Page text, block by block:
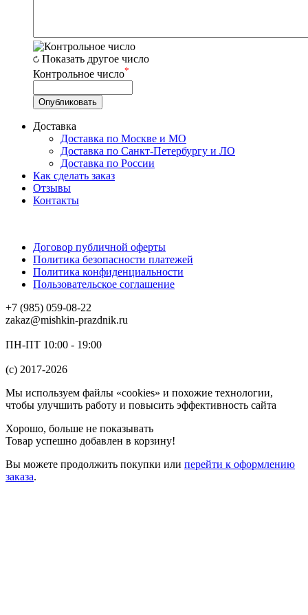
Показать другое число
Контрольное число*
Доставка
Доставка по Москве и МО
Доставка по Санкт-Петербургу и ЛО
Доставка по России
Как сделать заказ
Отзывы
Контакты
Договор публичной оферты
Политика безопасности платежей
Политика конфиденциальности
Пользовательское соглашение
+7 (985) 059-08-22
zakaz@mishkin-prazdnik.ru
ПН-ПТ 10:00 - 19:00
(c) 2017-2026
Мы используем файлы «cookies» и похожие технологии,
чтобы улучшить работу и повысить эффективность сайта
Хорошо, больше не показывать
Товар успешно добавлен в корзину!
Вы можете продолжить покупки или перейти к оформлению
заказа.